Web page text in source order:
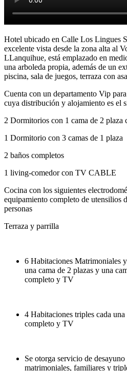
Hotel ubicado en Calle Los Lingues
excelente vista desde la zona alta al
LLanquihue, está emplazado en
una arboleda propia, además de un
piscina, sala de juegos, terraza con
Cuenta con un departamento Vip
cuya distribución y alojamiento es el
2 Dormitorios con 1 cama de 2 plaza
1 Dormitorio con 3 camas de 1 plaza
2 baños completos
1 living-comedor con TV CABLE
Cocina con los siguientes
equipamiento completo de utensilios
personas
Terraza y parrilla
6 Habitaciones Matrimoniales
una cama de 2 plazas y una
completo y TV
4 Habitaciones triples cada
completo y TV
Se otorga servicio de
matrimoniales, familiares y